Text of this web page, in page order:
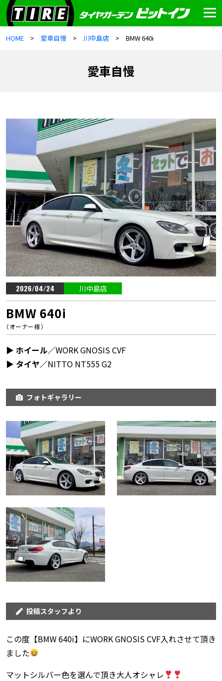
HOME 愛車自慢 川中島店 BMW 640i
愛車自慢
2026/04/24 川中島店
BMW 640i
（オーナー様）
▶︎ ホイール／WORK GNOSIS CVF
▶︎ タイヤ／NITTO NT555 G2
フォトギャラリー
投稿スタッフより
この度【BMW 640i】にWORK GNOSIS CVF入れさせて頂き
ました
マットシルバー色を選んで頂き大人オシャレ